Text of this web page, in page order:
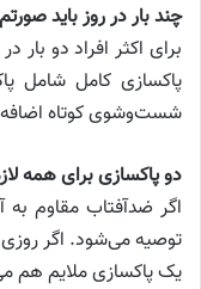
چند بار در روز باید
برای اکثر افراد دو
پاکسازی کامل شامل
شست‌وشوی کوتاه اضافه
دو پاکسازی برای همه
اگر ضدآفتاب مقاوم
توصیه می‌شود. اگر
یک پاکسازی ملایم هم